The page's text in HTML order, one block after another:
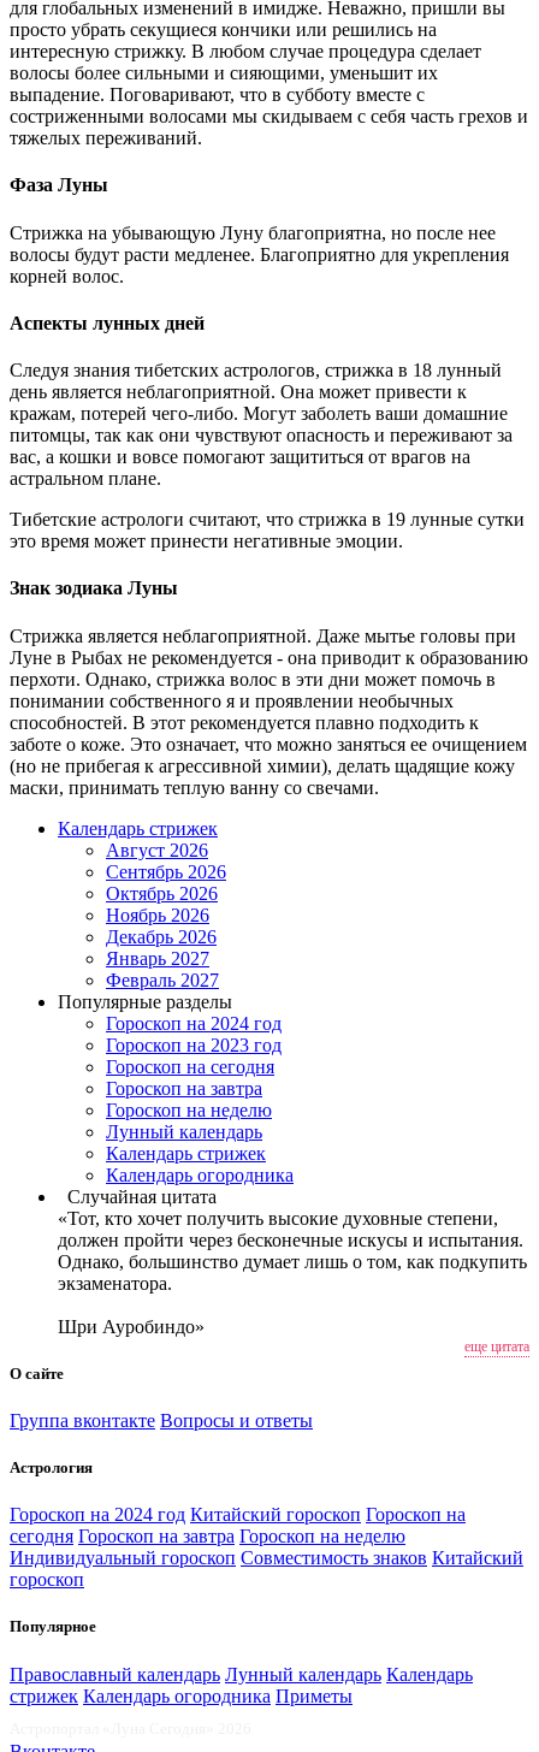
для глобальных изменений в имидже. Неважно, пришли вы
просто убрать секущиеся кончики или решились на
интересную стрижку. В любом случае процедура сделает
волосы более сильными и сияющими, уменьшит их
выпадение. Поговаривают, что в субботу вместе с
состриженными волосами мы скидываем с себя часть грехов и
тяжелых переживаний.
Фаза Луны
Стрижка на убывающую Луну благоприятна, но после нее
волосы будут расти медленее. Благоприятно для укрепления
корней волос.
Аспекты лунных дней
Следуя знания тибетских астрологов, стрижка в 18 лунный
день является неблагоприятной. Она может привести к
кражам, потерей чего-либо. Могут заболеть ваши домашние
питомцы, так как они чувствуют опасность и переживают за
вас, а кошки и вовсе помогают защититься от врагов на
астральном плане.
Тибетские астрологи считают, что стрижка в 19 лунные сутки
это время может принести негативные эмоции.
Знак зодиака Луны
Стрижка является неблагоприятной. Даже мытье головы при
Луне в Рыбах не рекомендуется - она приводит к образованию
перхоти. Однако, стрижка волос в эти дни может помочь в
понимании собственного я и проявлении необычных
способностей. В этот рекомендуется плавно подходить к
заботе о коже. Это означает, что можно заняться ее очищением
(но не прибегая к агрессивной химии), делать щадящие кожу
маски, принимать теплую ванну со свечами.
Календарь стрижек
Август 2026
Сентябрь 2026
Октябрь 2026
Ноябрь 2026
Декабрь 2026
Январь 2027
Февраль 2027
Популярные разделы
Гороскоп на 2024 год
Гороскоп на 2023 год
Гороскоп на сегодня
Гороскоп на завтра
Гороскоп на неделю
Лунный календарь
Календарь стрижек
Календарь огородника
Случайная цитата
«Тот, кто хочет получить высокие духовные степени,
должен пройти через бесконечные искусы и испытания.
Однако, большинство думает лишь о том, как подкупить
экзаменатора.
Шри Ауробиндо»
еще цитата
О сайте
Группа вконтакте Вопросы и ответы
Астрология
Гороскоп на 2024 год Китайский гороскоп Гороскоп на
сегодня Гороскоп на завтра Гороскоп на неделю
Индивидуальный гороскоп Совместимость знаков Китайский
гороскоп
Популярное
Православный календарь Лунный календарь Календарь
стрижек Календарь огородника Приметы